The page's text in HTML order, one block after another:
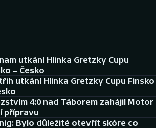
utkání Hlinka Gretzky Cupu
– Česko
utkání Hlinka Gretzky Cupu Finsko
4:0 nad Táborem zahájil Motor
přípravu
Bylo důležité otevřít skóre co